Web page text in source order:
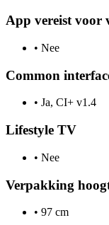
App vereist voor
• Nee
Common
• Ja, CI+ v1.4
Lifestyle TV
• Nee
Verpakking
• 97 cm